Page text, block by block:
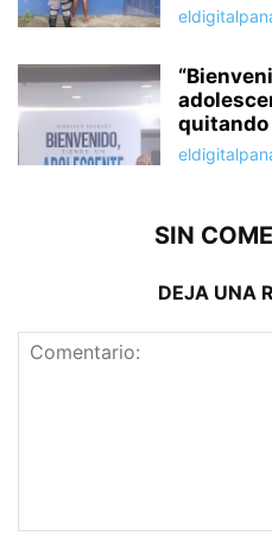
quitando
SIN
DEJA UNA